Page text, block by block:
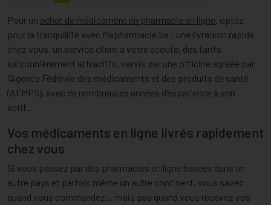
Pour un achat de médicament en pharmacie en ligne, optez
pour la tranquillité avec Mapharmacie.be : une livraison rapide
chez vous, un service client à votre écoute, des tarifs
saisonnièrement attractifs, servis par une officine agréée par
l’Agence Fédérale des médicaments et des produits de santé
(AFMPS), avec de nombreuses années d’expérience à son
actif…
Vos médicaments en ligne livrés rapidement
chez vous
Si vous passez par des pharmacies en ligne basées dans un
autre pays et parfois même un autre continent, vous savez
quand vous commandez… mais pas quand vous recevez vos